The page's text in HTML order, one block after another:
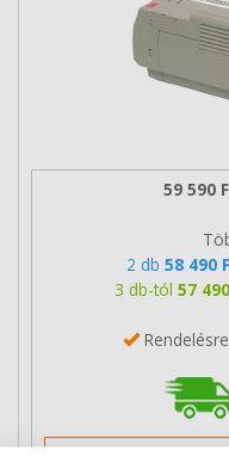
59 590
2 db 58 490
3 db-tól 57